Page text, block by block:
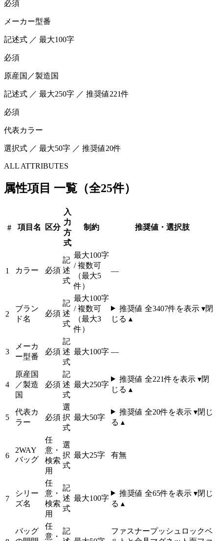
必須
メーカー型番
記述式 ／ 最大100字
必須
原産国／製造国
記述式 ／ 最大250字 ／ 推奨値221件
必須
代表カラー
選択式 ／ 最大50字 ／ 推奨値20件
ALL ATTRIBUTES
属性項目 一覧（全25件）
# 項目名 区分
入
力
方
式
制約 推奨値・選択肢
1 カラー 必須
記
述
式
最大100字
/ 複数可
（最大5
件）
—
2
ブラン
ド名
必須
記
述
式
最大100字
/ 複数可
（最大3
件）
推奨値 全3407件を表示 ▾閉
じる ▴
3
メーカ
ー型番
必須
記
述
式
最大100字 —
4
原産国
／製造
国
必須
記
述
式
最大250字
推奨値 全221件を表示 ▾閉
じる ▴
5
代表カ
ラー
必須
選
択
式
最大50字
推奨値 全20件を表示 ▾閉じ
る ▴
6
2WAY
バッグ
任
意・
検索
用
選
択
式
最大25字 有無
7
シリー
ズ名
任
意・
検索
用
記
述
式
最大100字
推奨値 全65件を表示 ▾閉じ
る ▴
バッグ
任
意・
記
ファスナープッシュロックベ